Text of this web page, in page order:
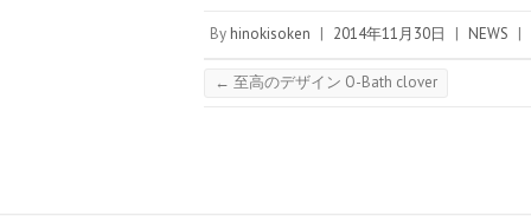
By hinokisoken | 2014年11月30日 | NEWS |
← 至高のデザイン O-Bath clover